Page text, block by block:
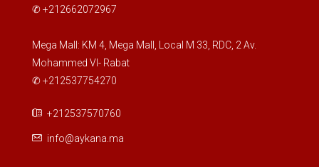
✆ +212662072967
Mega Mall: KM 4, Mega Mall, Local M 33, RDC, 2 Av.
Mohammed VI- Rabat
✆ +212537754270
+212537570760
info@aykana.ma